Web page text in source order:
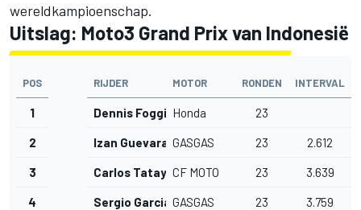
wereldkampioenschap.
Uitslag: Moto3 Grand Prix van Indonesië
POS RIJDER MOTOR RONDEN INTERVAL
1 Dennis FoggiaHonda 23
2 Izan Guevara GASGAS 23 2.612
3 Carlos Tatay CF MOTO 23 3.639
4 Sergio Garcia Dols
GASGAS 23 3.759